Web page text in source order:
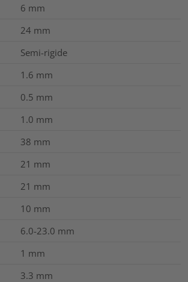
6 mm
24 mm
Semi-rigide
1.6 mm
0.5 mm
1.0 mm
38 mm
21 mm
21 mm
10 mm
6.0-23.0 mm
1 mm
3.3 mm